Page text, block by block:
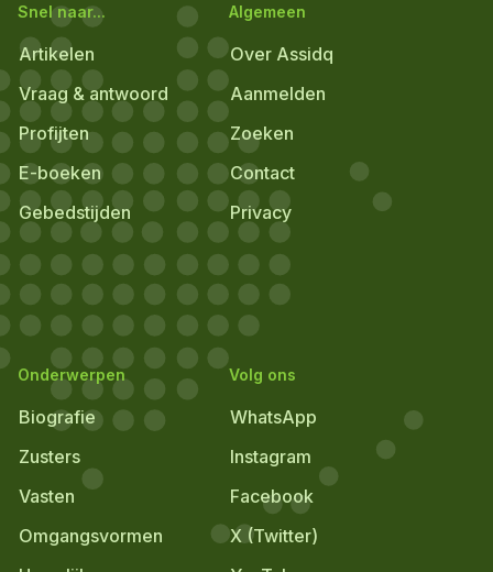
Snel naar...
Artikelen
Vraag & antwoord
Profijten
E-boeken
Gebedstijden
Algemeen
Over Assidq
Aanmelden
Zoeken
Contact
Privacy
Onderwerpen
Biografie
Zusters
Vasten
Omgangsvormen
Volg ons
WhatsApp
Instagram
Facebook
X (Twitter)